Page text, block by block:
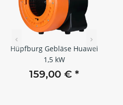
Hüpfburg Gebläse Huawei
1,5 kW
159,00 € *